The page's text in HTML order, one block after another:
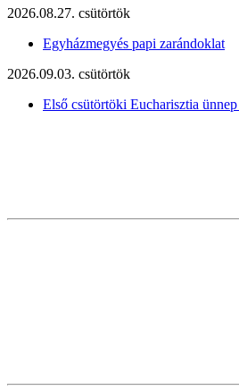
2026.08.27. csütörtök
Egyházmegyés papi zarándoklat
2026.09.03. csütörtök
Első csütörtöki Eucharisztia